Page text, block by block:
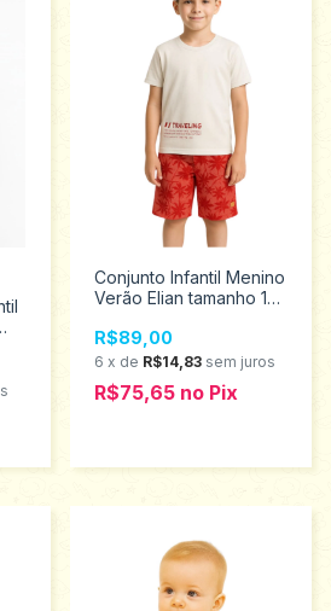
Conjunto Infantil Menino
Verão Elian tamanho 10
R$89,00
6 x de R$14,83 sem juros
R$75,65 no Pix